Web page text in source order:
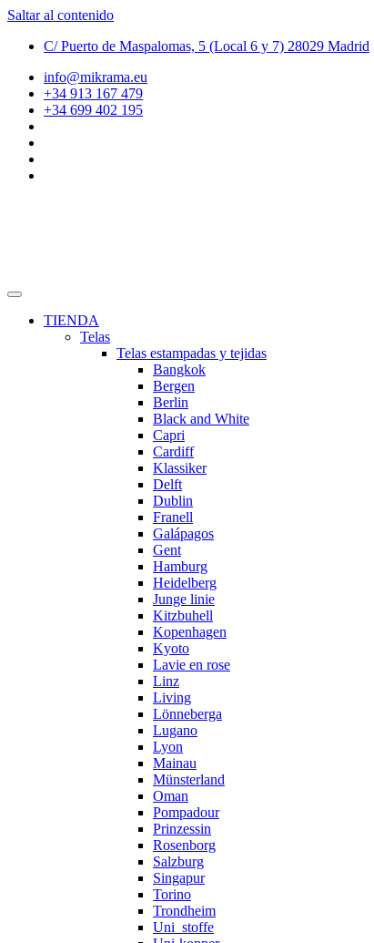
Saltar al contenido
C/ Puerto de Maspalomas, 5 (Local 6 y 7) 28029 Madrid
info@mikrama.eu
+34 913 167 479
+34 699 402 195
TIENDA
Telas
Telas estampadas y tejidas
Bangkok
Bergen
Berlin
Black and White
Capri
Cardiff
Klassiker
Delft
Dublin
Franell
Galápagos
Gent
Hamburg
Heidelberg
Junge linie
Kitzbuhell
Kopenhagen
Kyoto
Lavie en rose
Linz
Living
Lönneberga
Lugano
Lyon
Mainau
Münsterland
Oman
Pompadour
Prinzessin
Rosenborg
Salzburg
Singapur
Torino
Trondheim
Uni_stoffe